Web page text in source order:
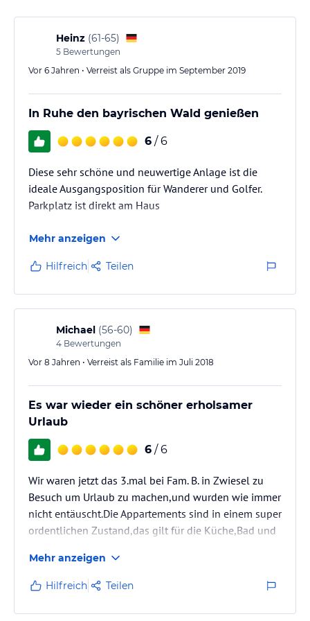
jeweiligen Veranstalters.
Heinz (61-65)
5 Bewertungen
Vor 6 Jahren • Verreist als Gruppe im September 2019
In Ruhe den bayrischen Wald genießen
6 / 6
Diese sehr schöne und neuwertige Anlage ist die
ideale Ausgangsposition für Wanderer und Golfer.
Parkplatz ist direkt am Haus
Mehr anzeigen
Hilfreich Teilen
Michael (56-60)
4 Bewertungen
Vor 8 Jahren • Verreist als Familie im Juli 2018
Es war wieder ein schöner erholsamer
Urlaub
6 / 6
Wir waren jetzt das 3.mal bei Fam. B. in Zwiesel zu
Besuch um Urlaub zu machen,und wurden wie immer
nicht entäuscht.Die Appartements sind in einem super
ordentlichen Zustand,das gilt für die Küche,Bad und
Familie B.,sowohl die wunderschöne Umgebung mit
sehr vielen Ausflugszielen und gastronomischen
Erlebnissen,machten den Urlaub zu schönen Tagen.
Nicht zu vergessen das man mit dem Igel-Bus und
Mehr anzeigen
Hilfreich Teilen